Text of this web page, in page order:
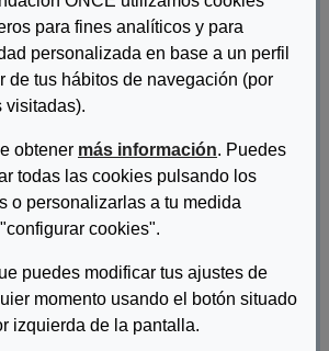
para fines analíticos y para
personalizada en base a un perfil
de tus hábitos de navegación (por
visitadas).
obtener más información. Puedes
todas las cookies pulsando los
o personalizarlas a tu medida
cookies".
puedes modificar tus ajustes de
momento usando el botón situado
izquierda de la pantalla.
el objetivo de dar a conocer la labor de
cada una en su ámbito, luchan por
integración de las personas con
DE LA DISCAPACIDAD "NOS
POR HACER"